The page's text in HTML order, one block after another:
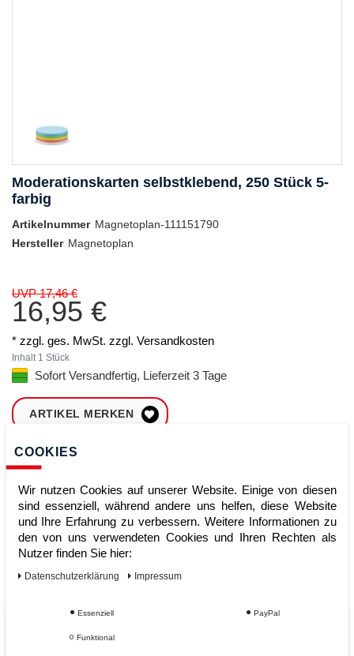
Moderationskarten selbstklebend, 250 Stück 5-
farbig
Artikelnummer Magnetoplan-111151790
Hersteller Magnetoplan
UVP 17,46 €
16,95 €
* zzgl. ges. MwSt. zzgl. Versandkosten
Inhalt 1 Stück
Sofort Versandfertig, Lieferzeit 3 Tage
ARTIKEL MERKEN
ZUM WARENKORB
Sofort lieferbar
Kauf auf Rechnung
COOKIES
Wir nutzen Cookies auf unserer Website. Einige von diesen
sind essenziell, während andere uns helfen, diese Website
und Ihre Erfahrung zu verbessern. Weitere Informationen zu
den von uns verwendeten Cookies und Ihren Rechten als
Nutzer finden Sie hier:
Daten­schutz­erklärung Impressum
Essenziell PayPal
Funktional